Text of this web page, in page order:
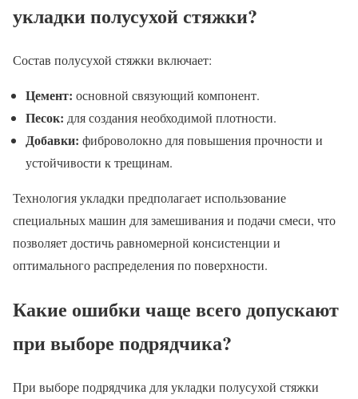
укладки полусухой стяжки?
Состав полусухой стяжки включает:
Цемент: основной связующий компонент.
Песок: для создания необходимой плотности.
Добавки: фиброволокно для повышения прочности и
устойчивости к трещинам.
Технология укладки предполагает использование
специальных машин для замешивания и подачи смеси, что
позволяет достичь равномерной консистенции и
оптимального распределения по поверхности.
Какие ошибки чаще всего допускают
при выборе подрядчика?
При выборе подрядчика для укладки полусухой стяжки